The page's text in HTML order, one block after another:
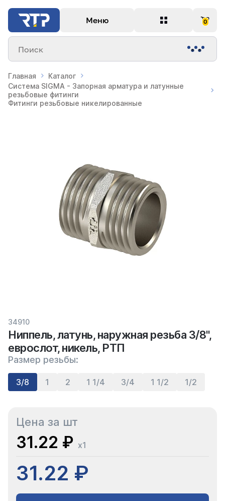
Меню 0
Поиск
Главная
Каталог
Система SIGMA - Запорная арматура и латунные
резьбовые фитинги
Фитинги резьбовые никелированные
34910
Ниппель, латунь, наружная резьба 3/8",
еврослот, никель, РТП
Размер резьбы:
3/8 1 2 1 1/4 3/4 1 1/2 1/2
Цена за шт
31.22 ₽ x1
31.22 ₽